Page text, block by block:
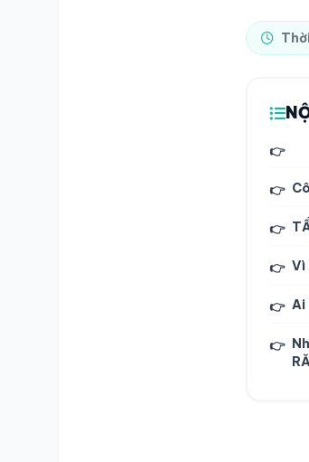
👉
👉
👉
👉 Vì
👉 Ai
👉